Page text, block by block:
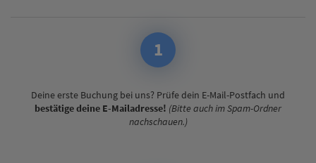
1
Deine erste Buchung bei uns? Prüfe dein E-Mail-Postfach und
bestätige deine E-Mailadresse! (Bitte auch im Spam-Ordner
nachschauen.)